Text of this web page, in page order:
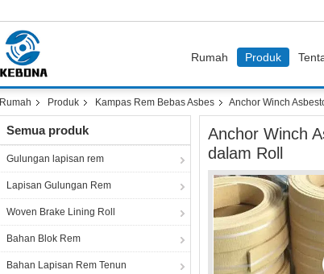
Rumah Produk
Rumah Produk Kampas Rem Bebas Asbes Anchor Winch
Semua produk
Gulungan lapisan rem
Lapisan Gulungan Rem
Woven Brake Lining Roll
Bahan Blok Rem
Bahan Lapisan Rem Tenun
Anchor Winch
dalam Roll